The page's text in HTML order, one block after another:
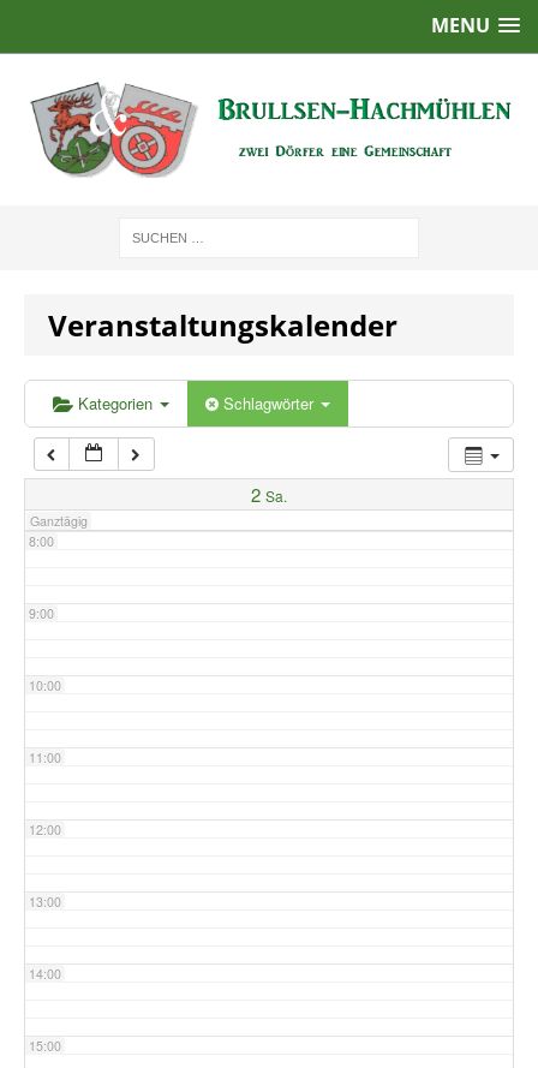
MENU
Veranstaltungskalender
Kategorien Schlagwörter
2 Sa.
Ganztägig
2:00
5:00
6:00
7:00
8:00
9:00
10:00
11:00
12:00
13:00
14:00
15:00